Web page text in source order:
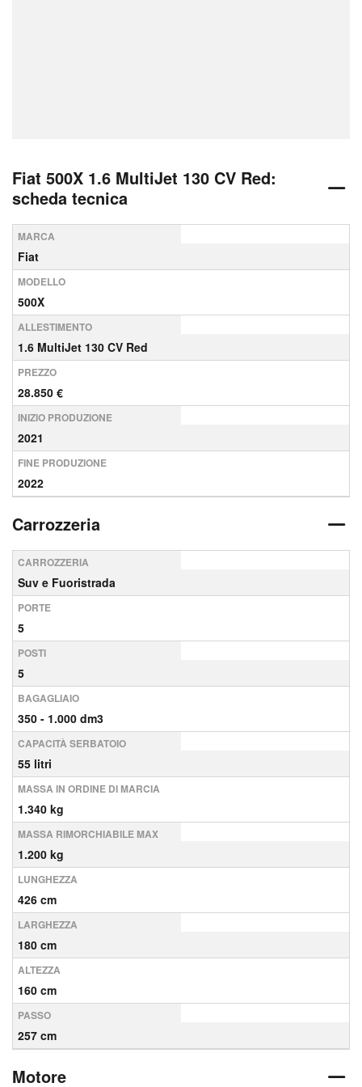
Fiat 500X 1.6 MultiJet 130 CV Red:
scheda tecnica
MARCA
Fiat
MODELLO
500X
ALLESTIMENTO
1.6 MultiJet 130 CV Red
PREZZO
28.850 €
INIZIO PRODUZIONE
2021
FINE PRODUZIONE
2022
Carrozzeria
CARROZZERIA
Suv e Fuoristrada
PORTE
5
POSTI
5
BAGAGLIAIO
350 - 1.000 dm3
CAPACITÀ SERBATOIO
55 litri
MASSA IN ORDINE DI MARCIA
1.340 kg
MASSA RIMORCHIABILE MAX
1.200 kg
LUNGHEZZA
426 cm
LARGHEZZA
180 cm
ALTEZZA
160 cm
PASSO
257 cm
Motore